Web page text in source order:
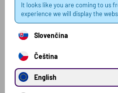
Silový tréning
Budujete svalovú hmotu? Je
zvýšenie sily?
It looks like you are coming to us
experience we will display the
Slovenčina
Čeština
English